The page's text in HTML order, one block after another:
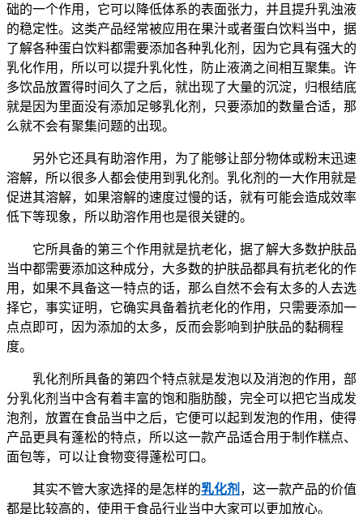
础的一个作用，它可以降低体系的表面张力，并且提升乳浊液
的稳定性。这类产品经常被应用在果汁或者蛋白饮料当中，据
了解各种蛋白饮料都需要添加各种乳化剂，因为它具有强大的
乳化作用，所以可以提升乳化性，防止液滴之间相互聚集。许
多饮品放置得时间久了之后，就出现了大量的沉淀，归根结底
就是因为里面没有添加足够乳化剂，只要添加的数量合适，那
么就不会有聚集问题的出现。
另外它还具有助溶作用，为了能够让部分物体或粉末迅速
溶解，所以很多人都会使用到乳化剂。乳化剂的一大作用就是
促进其溶解，如果溶解的速度过慢的话，就有可能会造成效率
低下等现象，所以助溶作用也是很关键的。
它所具备的第三个作用就是抗老化，据了解大多数护肤品
当中都需要添加这种成分，大多数的护肤品都具有抗老化的作
用，如果不具备这一特点的话，那么自然不会有太多的人去选
择它，事实证明，它确实具备着抗老化的作用，只需要添加一
点点即可，因为添加的太多，反而会影响到护肤品的黏稠程
度。
乳化剂所具备的第四个特点就是发泡以及消泡的作用，部
分乳化剂当中含有着丰富的饱和脂肪酸，完全可以把它当成发
泡剂，放置在食品当中之后，它便可以起到发泡的作用，使得
产品更具有蓬松的特点，所以这一款产品适合用于制作糕点、
面包等，可以让食物变得蓬松可口。
其实不管大家选择的是怎样的乳化剂 ，这一款产品的价值
都是比较高的，使用于食品行业当中大家可以更加放心。